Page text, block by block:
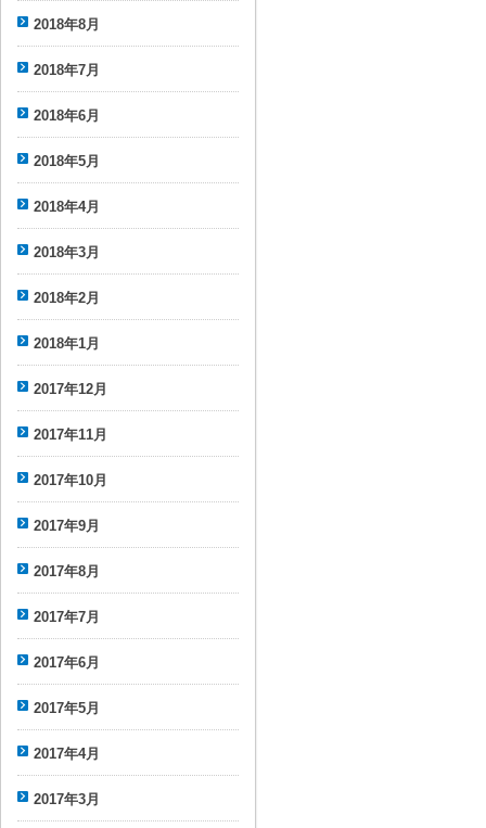
2018年8月
2018年7月
2018年6月
2018年5月
2018年4月
2018年3月
2018年2月
2018年1月
2017年12月
2017年11月
2017年10月
2017年9月
2017年8月
2017年7月
2017年6月
2017年5月
2017年4月
2017年3月